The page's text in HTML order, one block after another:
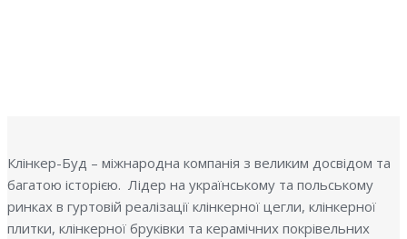
Клінкер-Буд – міжнародна компанія з великим досвідом та
багатою історією. Лідер на українському та польському
ринках в гуртовій реалізації клінкерної цегли, клінкерної
плитки, клінкерної бруківки та керамічних покрівельних